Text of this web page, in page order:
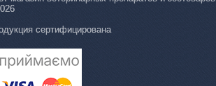
сертифицирована